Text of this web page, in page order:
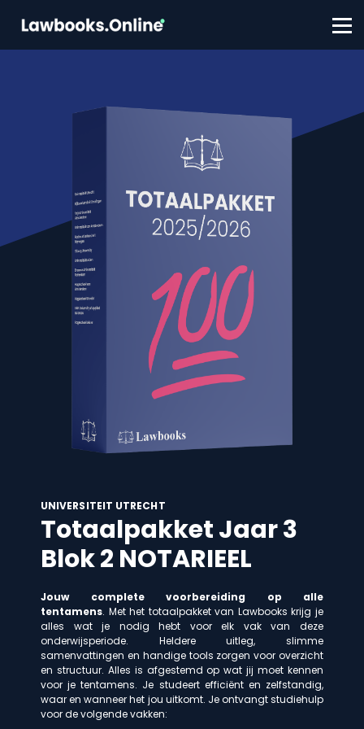
FAQ
Contact
UNIVERSITEIT UTRECHT
Totaalpakket Jaar 3
Blok 2 NOTARIEEL
Jouw complete voorbereiding op alle
tentamens. Met het totaalpakket van Lawbooks krijg je
alles wat je nodig hebt voor elk vak van deze
onderwijsperiode. Heldere uitleg, slimme
samenvattingen en handige tools zorgen voor overzicht
en structuur. Alles is afgestemd op wat jij moet kennen
voor je tentamens. Je studeert efficiënt en zelfstandig,
waar en wanneer het jou uitkomt. Je ontvangt studiehulp
voor de volgende vakken: